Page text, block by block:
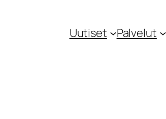
Uutiset Palvelut